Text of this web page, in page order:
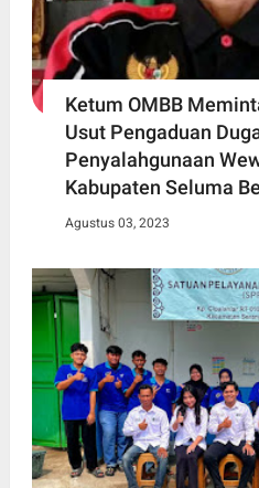
Ketum OMBB
Usut Pengaduan
Penyalahgunaan
Kabupaten Seluma
Agustus 03, 2023